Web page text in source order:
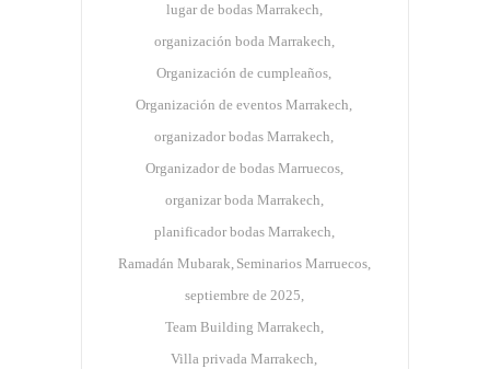
lugar de bodas Marrakech
organización boda Marrakech
Organización de cumpleaños
Organización de eventos Marrakech
organizador bodas Marrakech
Organizador de bodas Marruecos
organizar boda Marrakech
planificador bodas Marrakech
Ramadán Mubarak Seminarios Marruecos
septiembre de 2025
Team Building Marrakech
Villa privada Marrakech